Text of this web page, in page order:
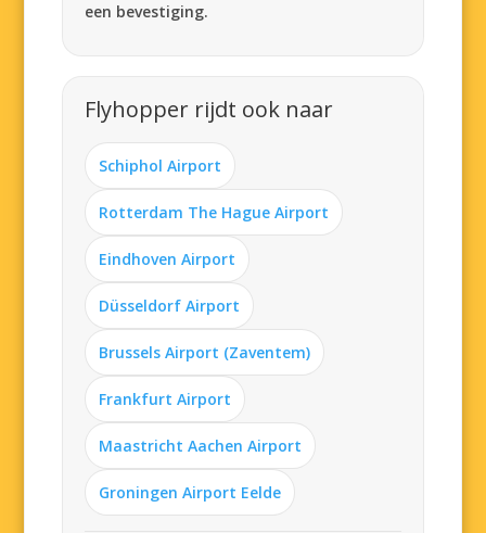
een bevestiging.
Flyhopper rijdt ook naar
Schiphol Airport
Rotterdam The Hague Airport
Eindhoven Airport
Düsseldorf Airport
Brussels Airport (Zaventem)
Frankfurt Airport
Maastricht Aachen Airport
Groningen Airport Eelde